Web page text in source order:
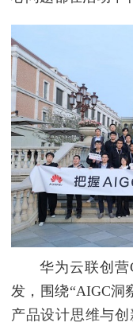
华为云联创营
发，围绕“AIGC洞
产品设计思维与